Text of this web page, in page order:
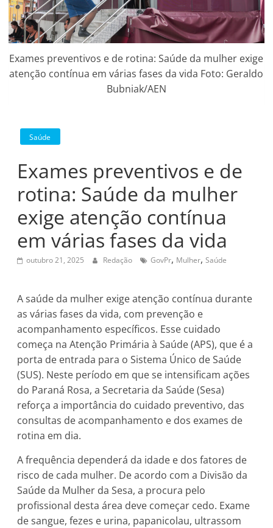
Exames preventivos e de rotina: Saúde da mulher exige
atenção contínua em várias fases da vida Foto: Geraldo
Bubniak/AEN
Saúde
Exames preventivos e de
rotina: Saúde da mulher
exige atenção contínua
em várias fases da vida
outubro 21, 2025 Redação GovPr, Mulher,Saúde
A saúde da mulher exige atenção contínua durante
as várias fases da vida, com prevenção e
acompanhamento específicos. Esse cuidado
começa na Atenção Primária à Saúde (APS), que é a
porta de entrada para o Sistema Único de Saúde
(SUS). Neste período em que se intensificam ações
do Paraná Rosa, a Secretaria da Saúde (Sesa)
reforça a importância do cuidado preventivo, das
consultas de acompanhamento e dos exames de
rotina em dia.
A frequência dependerá da idade e dos fatores de
risco de cada mulher. De acordo com a Divisão da
Saúde da Mulher da Sesa, a procura pelo
profissional desta área deve começar cedo. Exame
de sangue, fezes e urina, papanicolau, ultrassom